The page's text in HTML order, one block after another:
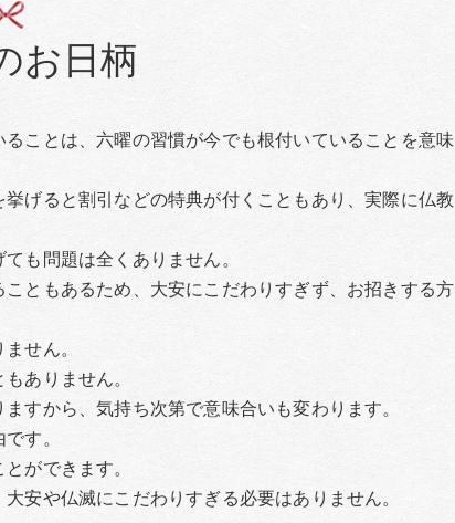
お日柄
ことは、六曜の習慣が今でも根付いていることを意味
げると割引などの特典が付くこともあり、実際に仏教
も問題は全くありません。
ともあるため、大安にこだわりすぎず、お招きする方
せん。
ありません。
すから、気持ち次第で意味合いも変わります。
す。
ができます。
安や仏滅にこだわりすぎる必要はありません。